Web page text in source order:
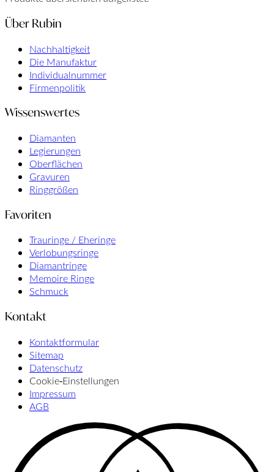
Über Rubin
Nachhaltigkeit
Die Manufaktur
Individualnummer
Firmenpolitik
Wissenswertes
Diamanten
Legierungen
Oberflächen
Gravuren
Ringgrößen
Favoriten
Trauringe / Eheringe
Verlobungsringe
Diamantringe
Memoire Ringe
Schmuck
Kontakt
Kontaktformular
Sitemap
Datenschutz
Cookie‑Einstellungen
Impressum
AGB